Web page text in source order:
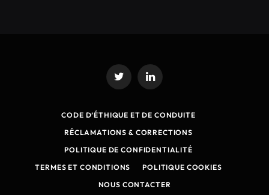
Twitter LinkedIn
CODE D’ÉTHIQUE ET DE CONDUITE
RÉCLAMATIONS & CORRECTIONS
POLITIQUE DE CONFIDENTIALITÉ
TERMES ET CONDITIONS
POLITIQUE COOKIES
NOUS CONTACTER